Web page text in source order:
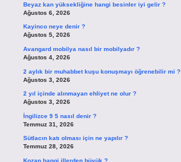
Beyaz kan yüksekliğine hangi besinler iyi gelir ?
Ağustos 6, 2026
Kayinco neye denir ?
Ağustos 5, 2026
Avangard mobilya nasıl bir mobilyadır ?
Ağustos 4, 2026
2 aylık bir muhabbet kuşu konuşmayı öğrenebilir mi ?
Ağustos 3, 2026
2 yıl içinde alınmayan ehliyet ne olur ?
Ağustos 3, 2026
İngilizce 9 5 nasıl denir ?
Temmuz 31, 2026
Sütlacın katı olması için ne yapılır ?
Temmuz 28, 2026
Kozan hangi illerden büyük ?